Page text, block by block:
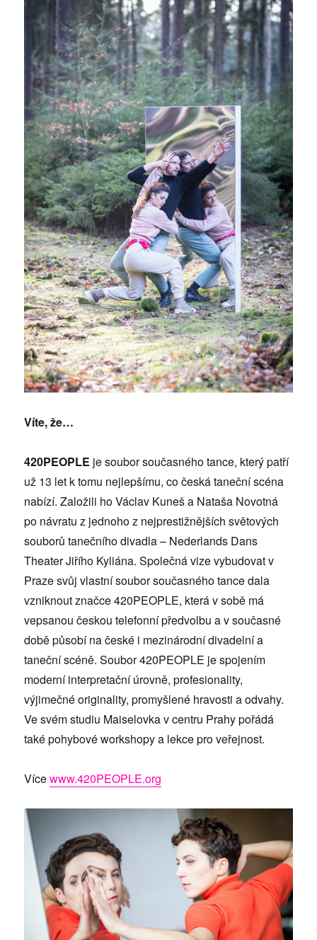
Víte, že…
420PEOPLE je soubor současného tance, který patří
už 13 let k tomu nejlepšímu, co česká taneční scéna
nabízí. Založili ho Václav Kuneš a Nataša Novotná
po návratu z jednoho z nejprestižnějších světových
souborů tanečního divadla – Nederlands Dans
Theater Jiřího Kyliána. Společná vize vybudovat v
Praze svůj vlastní soubor současného tance dala
vzniknout značce 420PEOPLE, která v sobě má
vepsanou českou telefonní předvolbu a v současné
době působí na české i mezinárodní divadelní a
taneční scéně. Soubor 420PEOPLE je spojením
moderní interpretační úrovně, profesionality,
výjimečné originality, promyšlené hravosti a odvahy.
Ve svém studiu Maiselovka v centru Prahy pořádá
také pohybové workshopy a lekce pro veřejnost.
Vícewww.420PEOPLE.org